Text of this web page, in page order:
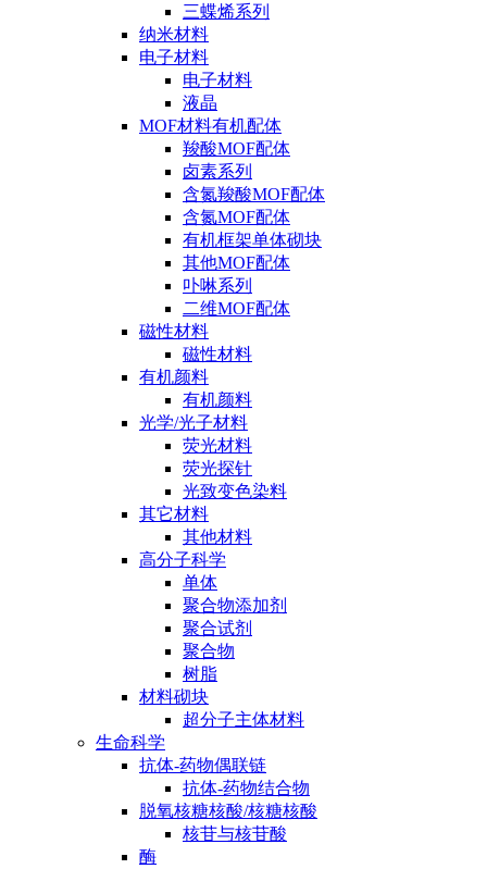
三蝶烯系列
纳米材料
电子材料
电子材料
液晶
MOF材料有机配体
羧酸MOF配体
卤素系列
含氮羧酸MOF配体
含氮MOF配体
有机框架单体砌块
其他MOF配体
卟啉系列
二维MOF配体
磁性材料
磁性材料
有机颜料
有机颜料
光学/光子材料
荧光材料
荧光探针
光致变色染料
其它材料
其他材料
高分子科学
单体
聚合物添加剂
聚合试剂
聚合物
树脂
材料砌块
超分子主体材料
生命科学
抗体-药物偶联链
抗体-药物结合物
脱氧核糖核酸/核糖核酸
核苷与核苷酸
酶